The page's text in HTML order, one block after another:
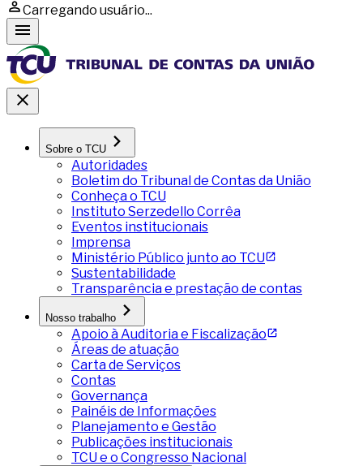
Carregando usuário...
Sobre o TCU
Autoridades
Boletim do Tribunal de Contas da União
Conheça o TCU
Instituto Serzedello Corrêa
Eventos institucionais
Imprensa
Ministério Público junto ao TCU
Sustentabilidade
Transparência e prestação de contas
Nosso trabalho
Apoio à Auditoria e Fiscalização
Áreas de atuação
Carta de Serviços
Contas
Governança
Painéis de Informações
Planejamento e Gestão
Publicações institucionais
TCU e o Congresso Nacional